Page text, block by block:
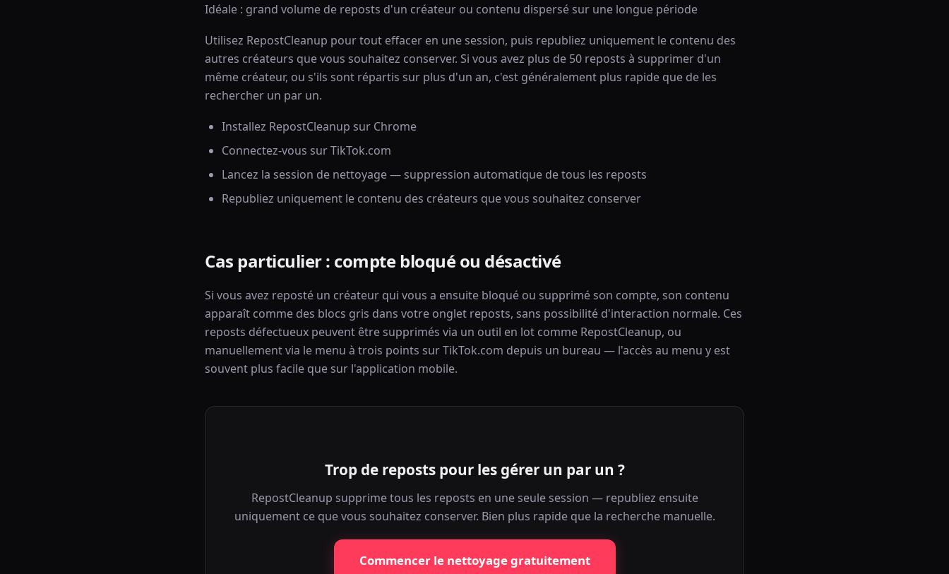
Idéale : grand volume de reposts d'un créateur ou contenu dispersé sur une longue période
Utilisez RepostCleanup pour tout effacer en une session, puis republiez uniquement le contenu des
autres créateurs que vous souhaitez conserver. Si vous avez plus de 50 reposts à supprimer d'un
même créateur, ou s'ils sont répartis sur plus d'un an, c'est généralement plus rapide que de les
rechercher un par un.
Installez RepostCleanup sur Chrome
Connectez-vous sur TikTok.com
Lancez la session de nettoyage — suppression automatique de tous les reposts
Republiez uniquement le contenu des créateurs que vous souhaitez conserver
Cas particulier : compte bloqué ou désactivé
Si vous avez reposté un créateur qui vous a ensuite bloqué ou supprimé son compte, son contenu
apparaît comme des blocs gris dans votre onglet reposts, sans possibilité d'interaction normale. Ces
reposts défectueux peuvent être supprimés via un outil en lot comme RepostCleanup, ou
manuellement via le menu à trois points sur TikTok.com depuis un bureau — l'accès au menu y est
souvent plus facile que sur l'application mobile.
Trop de reposts pour les gérer un par un ?
RepostCleanup supprime tous les reposts en une seule session — republiez ensuite
uniquement ce que vous souhaitez conserver. Bien plus rapide que la recherche manuelle.
Commencer le nettoyage gratuitement